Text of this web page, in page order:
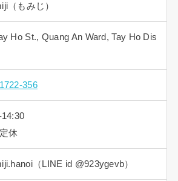
（もみじ）
Ho St., Quang An Ward, Tay Ho Dis
356
休
（LINE id @923ygevb）